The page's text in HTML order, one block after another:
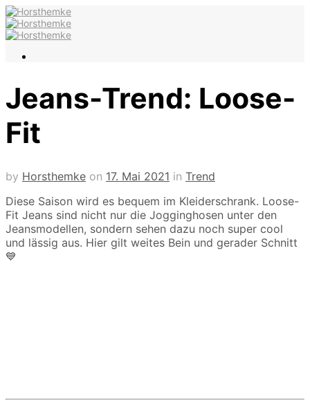
Jeans-Trend: Loose-
Fit
by Horsthemke on 17. Mai 2021 in Trend
Diese Saison wird es bequem im Kleiderschrank. Loose-
Fit Jeans sind nicht nur die Jogginghosen unter den
Jeansmodellen, sondern sehen dazu noch super cool
und lässig aus. Hier gilt weites Bein und gerader Schnitt
💙